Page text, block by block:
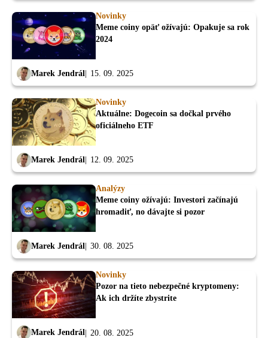
Novinky
Meme coiny opäť ožívajú: Opakuje sa rok
2024
Marek Jendrál 15. 09. 2025
Novinky
Aktuálne: Dogecoin sa dočkal prvého
oficiálneho ETF
Marek Jendrál 12. 09. 2025
Analýzy
Meme coiny ožívajú: Investori začínajú
hromadiť, no dávajte si pozor
Marek Jendrál 30. 08. 2025
Novinky
Pozor na tieto nebezpečné kryptomeny:
Ak ich držíte zbystrite
Marek Jendrál 20. 08. 2025